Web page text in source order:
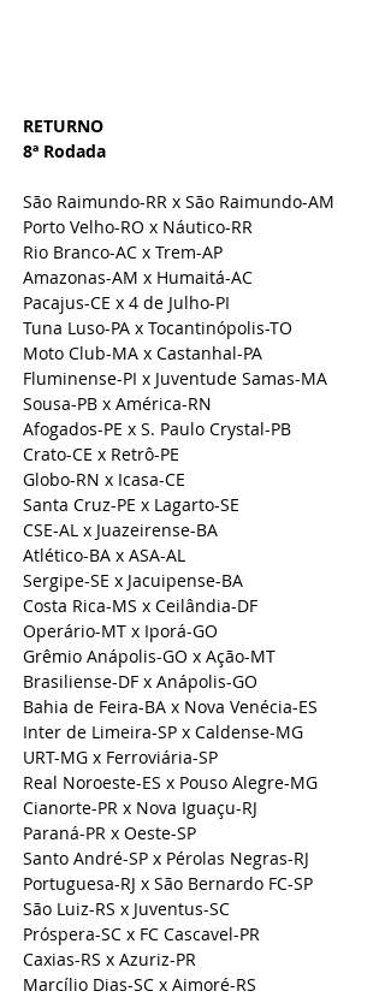
RETURNO
8ª Rodada
São Raimundo-RR x São Raimundo-AM
Porto Velho-RO x Náutico-RR
Rio Branco-AC x Trem-AP
Amazonas-AM x Humaitá-AC
Pacajus-CE x 4 de Julho-PI
Tuna Luso-PA x Tocantinópolis-TO
Moto Club-MA x Castanhal-PA
Fluminense-PI x Juventude Samas-MA
Sousa-PB x América-RN
Afogados-PE x S. Paulo Crystal-PB
Crato-CE x Retrô-PE
Globo-RN x Icasa-CE
Santa Cruz-PE x Lagarto-SE
CSE-AL x Juazeirense-BA
Atlético-BA x ASA-AL
Sergipe-SE x Jacuipense-BA
Costa Rica-MS x Ceilândia-DF
Operário-MT x Iporá-GO
Grêmio Anápolis-GO x Ação-MT
Brasiliense-DF x Anápolis-GO
Bahia de Feira-BA x Nova Venécia-ES
Inter de Limeira-SP x Caldense-MG
URT-MG x Ferroviária-SP
Real Noroeste-ES x Pouso Alegre-MG
Cianorte-PR x Nova Iguaçu-RJ
Paraná-PR x Oeste-SP
Santo André-SP x Pérolas Negras-RJ
Portuguesa-RJ x São Bernardo FC-SP
São Luiz-RS x Juventus-SC
Próspera-SC x FC Cascavel-PR
Caxias-RS x Azuriz-PR
Marcílio Dias-SC x Aimoré-RS